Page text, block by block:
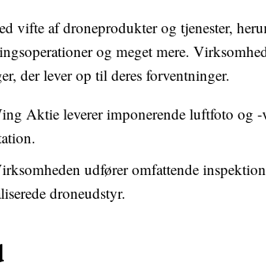
vifte af droneprodukter og tjenester,
og meget mere.
der lever op til deres forventninger.
Aktie leverer imponerende luftfoto og
udfører omfattende
droneudstyr.